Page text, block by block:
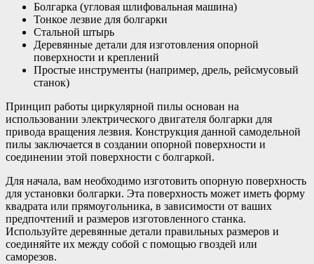
Болгарка (угловая шлифовальная машина)
Тонкое лезвие для болгарки
Стальной штырь
Деревянные детали для изготовления опорной
поверхности и креплений
Простые инструменты (например, дрель, рейсмусовый
станок)
Принцип работы циркулярной пилы основан на
использовании электрического двигателя болгарки для
привода вращения лезвия. Конструкция данной самодельной
пилы заключается в создании опорной поверхности и
соединении этой поверхности с болгаркой.
Для начала, вам необходимо изготовить опорную поверхность
для установки болгарки. Эта поверхность может иметь форму
квадрата или прямоугольника, в зависимости от ваших
предпочтений и размеров изготовленного станка.
Используйте деревянные детали правильных размеров и
соединяйте их между собой с помощью гвоздей или
саморезов.